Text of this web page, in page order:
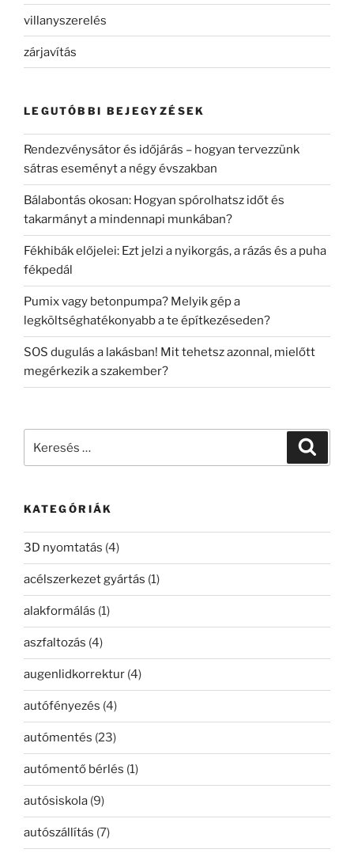
villanyszerelés
zárjavítás
LEGUTÓBBI BEJEGYZÉSEK
Rendezvénysátor és időjárás – hogyan tervezzünk
sátras eseményt a négy évszakban
Bálabontás okosan: Hogyan spórolhatsz időt és
takarmányt a mindennapi munkában?
Fékhibák előjelei: Ezt jelzi a nyikorgás, a rázás és a puha
fékpedál
Pumix vagy betonpumpa? Melyik gép a
legköltséghatékonyabb a te építkezéseden?
SOS dugulás a lakásban! Mit tehetsz azonnal, mielőtt
megérkezik a szakember?
KATEGÓRIÁK
3D nyomtatás (4)
acélszerkezet gyártás (1)
alakformálás (1)
aszfaltozás (4)
augenlidkorrektur (4)
autófényezés (4)
autómentés (23)
autómentő bérlés (1)
autósiskola (9)
autószállítás (7)